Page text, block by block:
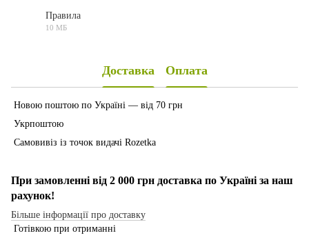
Правила
10 МБ
Доставка Оплата
Новою поштою по Україні — від 70 грн
Укрпоштою
Самовивіз із точок видачі Rozetka
При замовленні від 2 000 грн доставка по Україні за наш
рахунок!
Більше інформації про доставку
Готівкою при отриманні